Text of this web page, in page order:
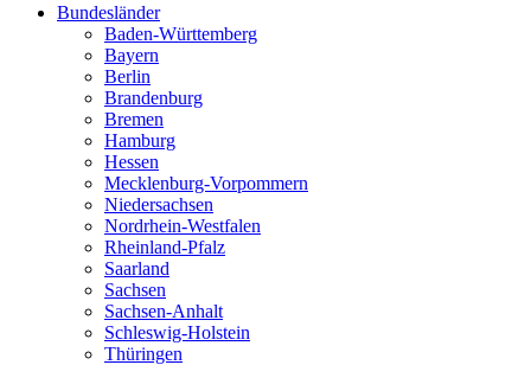
Bundesländer
Baden-Württemberg
Bayern
Berlin
Brandenburg
Bremen
Hamburg
Hessen
Mecklenburg-Vorpommern
Niedersachsen
Nordrhein-Westfalen
Rheinland-Pfalz
Saarland
Sachsen
Sachsen-Anhalt
Schleswig-Holstein
Thüringen